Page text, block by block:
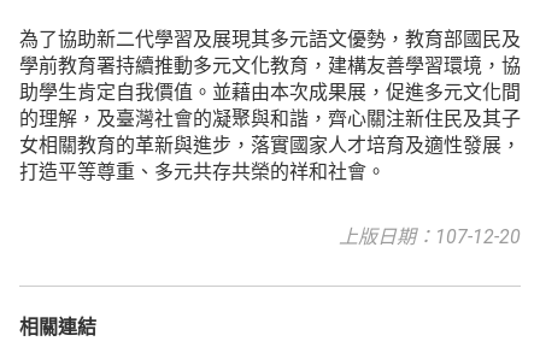
為了協助新二代學習及展現其多元語文優勢，教育部國民及
學前教育署持續推動多元文化教育，建構友善學習環境，協
助學生肯定自我價值。並藉由本次成果展，促進多元文化間
的理解，及臺灣社會的凝聚與和諧，齊心關注新住民及其子
女相關教育的革新與進步，落實國家人才培育及適性發展，
打造平等尊重、多元共存共榮的祥和社會。
上版日期：107-12-20
相關連結